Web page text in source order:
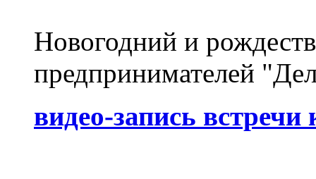
Новогодний и
предпринимателей
видео-запись